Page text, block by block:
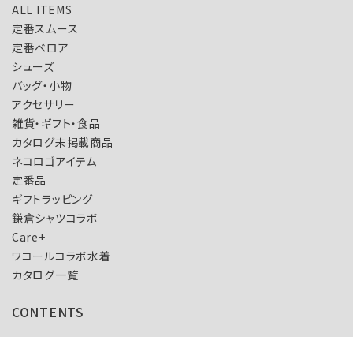
ALL ITEMS
定番スムース
定番ベロア
シューズ
バッグ・小物
アクセサリー
雑貨・ギフト・食品
カタログ未掲載商品
ネコロゴアイテム
定番品
ギフトラッピング
鎌倉シャツコラボ
Care+
ワコールコラボ水着
カタログ一覧
CONTENTS